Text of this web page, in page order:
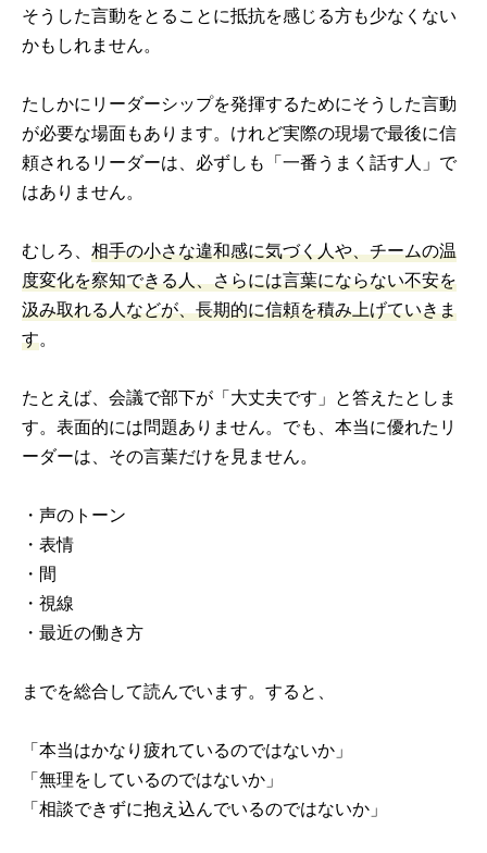
そうした言動をとることに抵抗を感じる方も少なくない
かもしれません。
たしかにリーダーシップを発揮するためにそうした言動
が必要な場面もあります。けれど実際の現場で最後に信
頼されるリーダーは、必ずしも「一番うまく話す人」で
はありません。
むしろ、 相手の小さな違和感に気づく人や、チームの温
度変化を察知できる人、さらには言葉にならない不安を
汲み取れる人などが、長期的に信頼を積み上げていきま
す。
たとえば、会議で部下が「大丈夫です」と答えたとしま
す。表面的には問題ありません。でも、本当に優れたリ
ーダーは、その言葉だけを見ません。
・声のトーン
・表情
・間
・視線
・最近の働き方
までを総合して読んでいます。すると、
「本当はかなり疲れているのではないか」
「無理をしているのではないか」
「相談できずに抱え込んでいるのではないか」